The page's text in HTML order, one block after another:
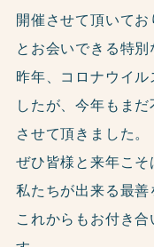
開催させて頂いて
とお会いできる特別
昨年、コロナウイル
したが、今年もま
させて頂きました。
ぜひ皆様と来年こ
私たちが出来る最善
これからもお付き